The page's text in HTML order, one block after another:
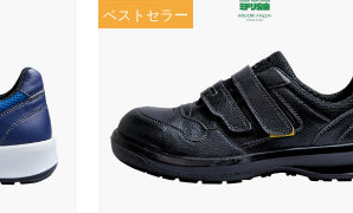
ベストセラー